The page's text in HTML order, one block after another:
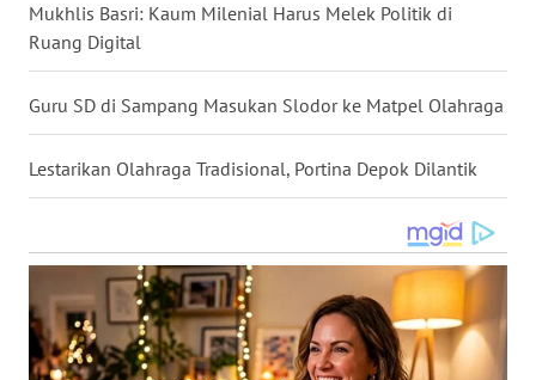
Mukhlis Basri: Kaum Milenial Harus Melek Politik di
Ruang Digital
Guru SD di Sampang Masukan Slodor ke Matpel Olahraga
Lestarikan Olahraga Tradisional, Portina Depok Dilantik
WN
WN
KALTENG